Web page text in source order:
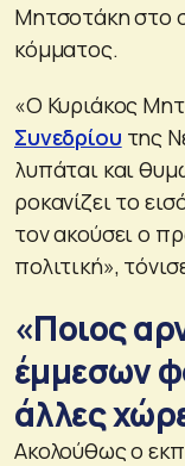
Μητσοτάκη στο
κόμματος.
«Ο Κυριάκος
Συνεδρίου της
λυπάται και
ροκανίζει το
τον ακούσει ο
πολιτική»,
«Ποιος
έμμεσων
άλλες
Ακολούθως ο